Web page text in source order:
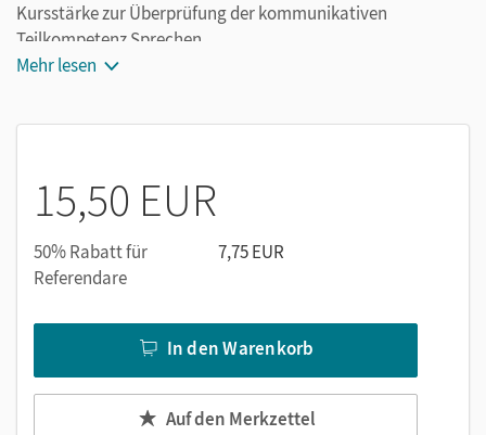
Kursstärke zur Überprüfung der kommunikativen
Teilkompetenz Sprechen.
Die Vorschläge zur Leistungsmessung
zusammengestellt werden – je nach Kompetenzen
und zu überprüfendem Anforderungsniveau,
kombinieren die Überprüfung der kommunikativen
Teilkompetenzen Leseverstehen und Schreiben
Überprüfung der Teilkompetenz Sprachmittlung bzw.
der Teilkompetenz Hörverstehen (Klausurteil B),
liefern zu Klausurteil A einen Sachtext auf
Grundkursniveau und auf Leistungskursniveau sowie
Mehr lesen
15,50 EUR
50% Rabatt für
Referendare
7,75 EUR
In den Warenkorb
Auf den Merkzettel